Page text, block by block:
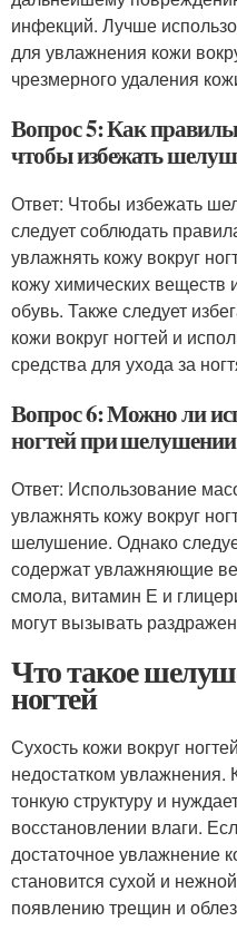
инфекций. Лучше
для увлажнения кожи
чрезмерного удаления
Вопрос 5: Как
чтобы избежать
Ответ: Чтобы избежать
следует соблюдать
увлажнять кожу вокруг
кожу химических веществ
обувь. Также следует
кожи вокруг ногтей и
средства для ухода за
Вопрос 6: Можно ли
ногтей при
Ответ: Использование
увлажнять кожу вокруг
шелушение. Однако
содержат увлажняющие
смола, витамин Е и
могут вызывать
Что такое
ногтей
Сухость кожи вокруг
недостатком увлажнения.
тонкую структуру и
восстановлении влаги.
достаточное увлажнение
становится сухой и
появлению трещин и